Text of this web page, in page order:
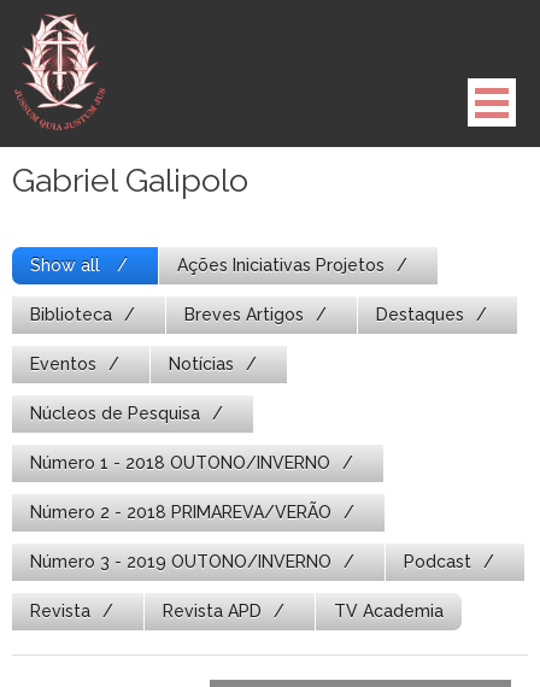
para
conteúdo
Gabriel Galipolo
Show all Ações Iniciativas Projetos
Biblioteca Breves Artigos Destaques
Eventos Notícias
Núcleos de Pesquisa
Número 1 - 2018 OUTONO/INVERNO
Número 2 - 2018 PRIMAREVA/VERÃO
Número 3 - 2019 OUTONO/INVERNO Podcast
Revista Revista APD TV Academia